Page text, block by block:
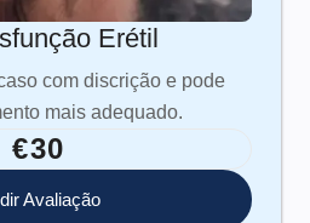
Erétil
com discrição e pode
mais adequado.
€30
Avaliação